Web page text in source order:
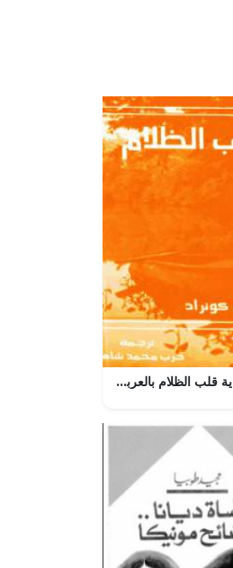
تحميل رواية قلب الظلام بالعربي pdf جوزيف كونراد